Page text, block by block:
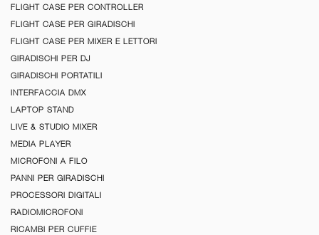
FLIGHT CASE PER CONTROLLER
FLIGHT CASE PER GIRADISCHI
FLIGHT CASE PER MIXER E LETTORI
GIRADISCHI PER DJ
GIRADISCHI PORTATILI
INTERFACCIA DMX
LAPTOP STAND
LIVE & STUDIO MIXER
MEDIA PLAYER
MICROFONI A FILO
PANNI PER GIRADISCHI
PROCESSORI DIGITALI
RADIOMICROFONI
RICAMBI PER CUFFIE